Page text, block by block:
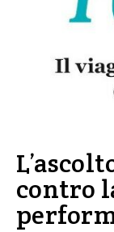
contro